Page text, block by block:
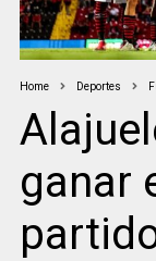
Home Deportes
ganar